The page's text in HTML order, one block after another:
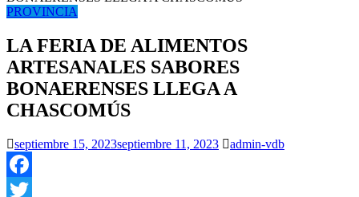
PROVINCIA
LA FERIA DE ALIMENTOS
ARTESANALES SABORES
BONAERENSES LLEGA A
CHASCOMÚS
septiembre 15, 2023septiembre 11, 2023 admin-vdb
Facebook